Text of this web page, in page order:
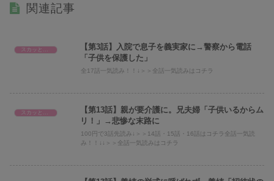
関連記事
【第3話】入院で息子を義実家に→警察から電話
「子供を保護した」
全17話一気読み！！↓＞＞全話一気読みはコチラ
【第13話】親が要介護に。兄夫婦「子供いるからム
リ！」→悲惨な末路に
100円で3話先読み↓＞＞14話・15話・16話はコチラ全話一気読
み！！↓↓＞＞全話一気読みはコチラ